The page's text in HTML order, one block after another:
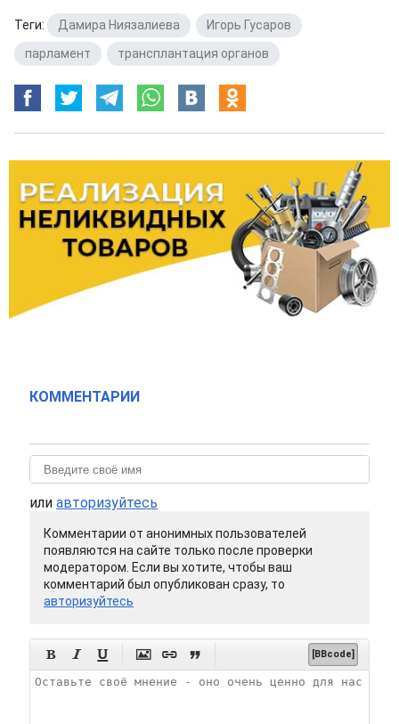
Теги: Дамира Ниязалиева Игорь Гусаров
парламент
трансплантация органов
КОММЕНТАРИИ
или авторизуйтесь
Комментарии от анонимных пользователей
появляются на сайте только после проверки
модератором. Если вы хотите, чтобы ваш
комментарий был опубликован сразу, то
авторизуйтесь
      [BBcode]